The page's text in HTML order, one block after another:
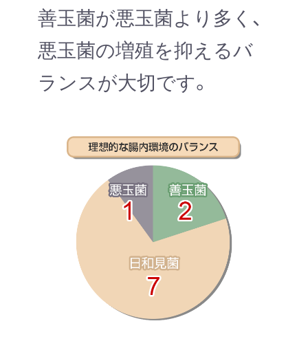
善玉菌が悪玉菌より多く、
悪玉菌の増殖を抑えるバ
ランスが大切です。